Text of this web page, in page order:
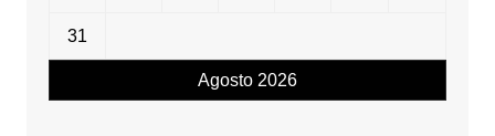
Agosto 2026
31